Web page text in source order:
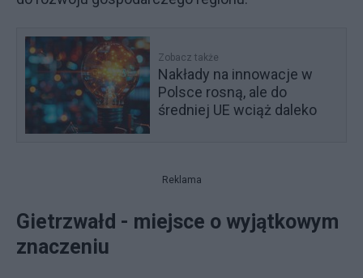
Zobacz także
Nakłady na innowacje w
Polsce rosną, ale do
średniej UE wciąż daleko
Reklama
Gietrzwałd - miejsce o wyjątkowym
znaczeniu